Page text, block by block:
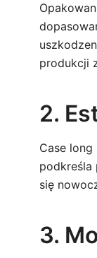
produkcji
2.
Case
podkreśla
się
3.